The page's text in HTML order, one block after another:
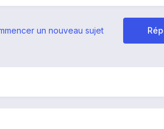
un nouveau sujet